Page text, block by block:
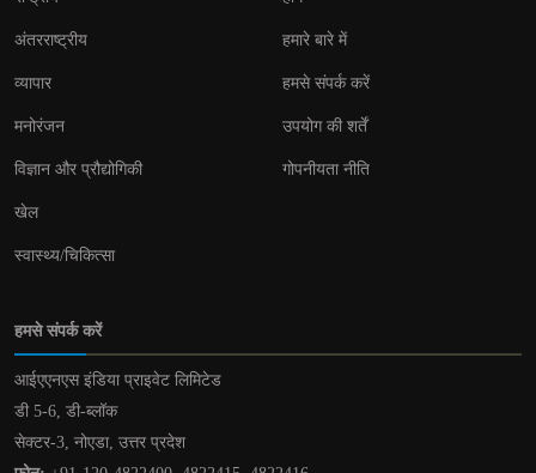
अंतरराष्ट्रीय
व्यापार
मनोरंजन
विज्ञान और प्रौद्योगिकी
खेल
स्वास्थ्य/चिकित्सा
हमारे बारे में
हमसे संपर्क करें
उपयोग की शर्तें
गोपनीयता नीति
हमसे संपर्क करें
आईएएनएस इंडिया प्राइवेट लिमिटेड
डी 5-6, डी-ब्लॉक
सेक्टर-3, नोएडा, उत्तर प्रदेश